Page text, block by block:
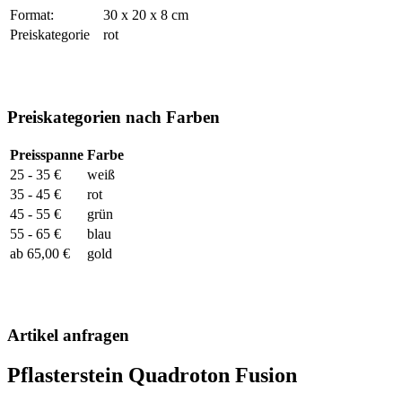
Format:
30 x 20 x 8 cm
Preiskategorie
rot
Preiskategorien nach Farben
Preisspanne Farbe
25 - 35 €
weiß
35 - 45 €
rot
45 - 55 €
grün
55 - 65 €
blau
ab 65,00 €
gold
Artikel anfragen
Pflasterstein Quadroton Fusion